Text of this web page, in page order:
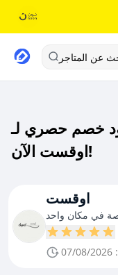
عن المتاجر
خصم حصري لـ
اوقست الآن!
اوقست
في مكان واحد